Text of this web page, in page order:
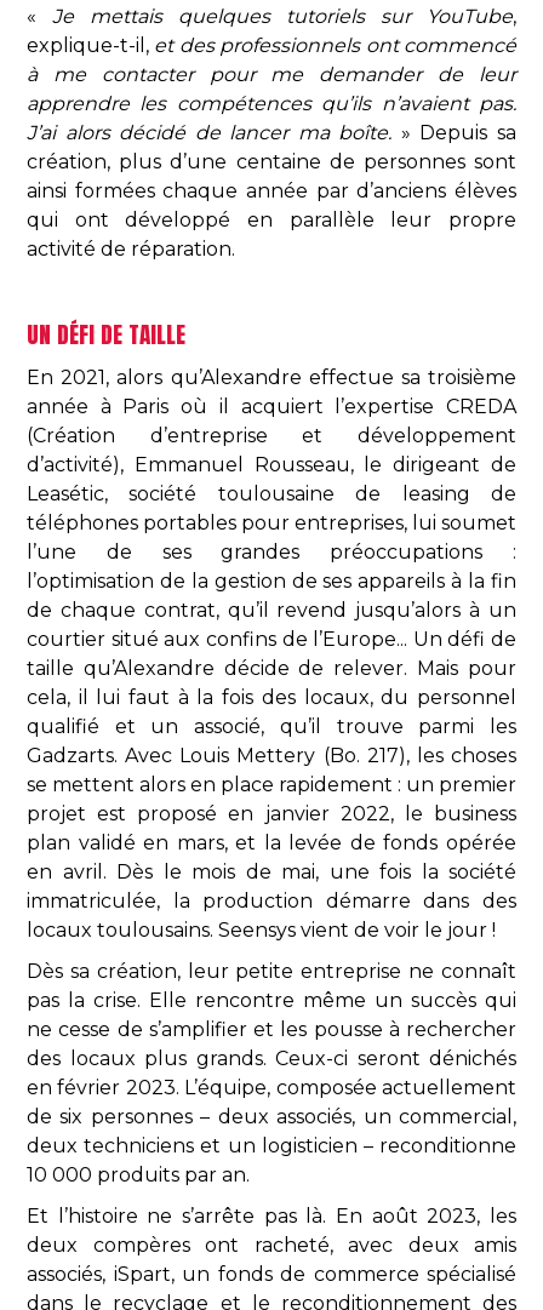
« Je mettais quelques tutoriels sur YouTube,
explique-t-il, et des professionnels ont commencé
à me contacter pour me demander de leur
apprendre les compétences qu’ils n’avaient pas.
J’ai alors décidé de lancer ma boîte. » Depuis sa
création, plus d’une centaine de personnes sont
ainsi formées chaque année par d’anciens élèves
qui ont développé en parallèle leur propre
activité de réparation.
UN DÉFI DE TAILLE
En 2021, alors qu’Alexandre effectue sa troisième
année à Paris où il acquiert l’expertise CREDA
(Création d’entreprise et développement
d’activité), Emmanuel Rousseau, le dirigeant de
Leasétic, société toulousaine de leasing de
téléphones portables pour entreprises, lui soumet
l’une de ses grandes préoccupations :
l’optimisation de la gestion de ses appareils à la fin
de chaque contrat, qu’il revend jusqu’alors à un
courtier situé aux confins de l’Europe... Un défi de
taille qu’Alexandre décide de relever. Mais pour
cela, il lui faut à la fois des locaux, du personnel
qualifié et un associé, qu’il trouve parmi les
Gadzarts. Avec Louis Mettery (Bo. 217), les choses
se mettent alors en place rapidement : un premier
projet est proposé en janvier 2022, le business
plan validé en mars, et la levée de fonds opérée
en avril. Dès le mois de mai, une fois la société
immatriculée, la production démarre dans des
locaux toulousains. Seensys vient de voir le jour !
Dès sa création, leur petite entreprise ne connaît
pas la crise. Elle rencontre même un succès qui
ne cesse de s’amplifier et les pousse à rechercher
des locaux plus grands. Ceux-ci seront dénichés
en février 2023. L’équipe, composée actuellement
de six personnes – deux associés, un commercial,
deux techniciens et un logisticien – reconditionne
10 000 produits par an.
Et l’histoire ne s’arrête pas là. En août 2023, les
deux compères ont racheté, avec deux amis
associés, iSpart, un fonds de commerce spécialisé
dans le recyclage et le reconditionnement des